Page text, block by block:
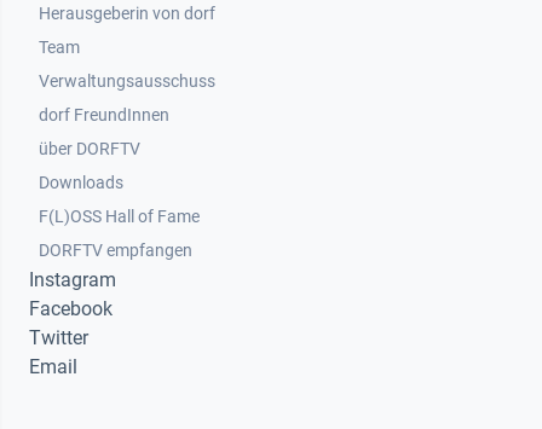
Herausgeberin von dorf
Team
Verwaltungsausschuss
dorf FreundInnen
Footer 3
über DORFTV
Downloads
F(L)OSS Hall of Fame
Footer 4
DORFTV empfangen
Instagram
Facebook
Twitter
Email